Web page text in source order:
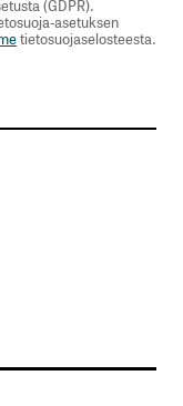
(GDPR).
asetuksen
tietosuojaselosteesta.